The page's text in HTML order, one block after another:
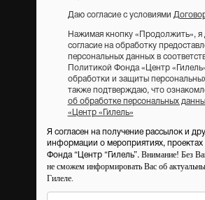
Даю согласие с условиями
Нажимая кнопку «Продолжить», я
согласие на обработку
персональных данных в
Политикой Фонда «Центр
обработки и защиты
также подтверждаю, что
об обработке персональных
«Центр «Гилель»
Я согласен на получение рассылок и
информации о мероприятиях, проектах
Фонда “Центр “Гилель”. Внимание! Без
не сможем информировать Вас об
Гилеле.